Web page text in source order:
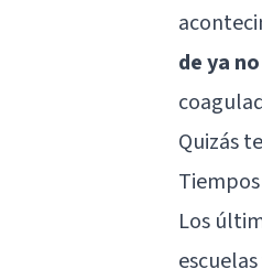
de ya
Quizás
Los